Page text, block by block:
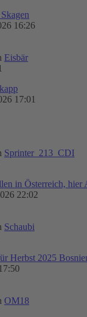
16:26
Eisbär
17:01
Sprinter_213_CDI
in Österreich, hier
22:02
Schaubi
Herbst 2025
OM18